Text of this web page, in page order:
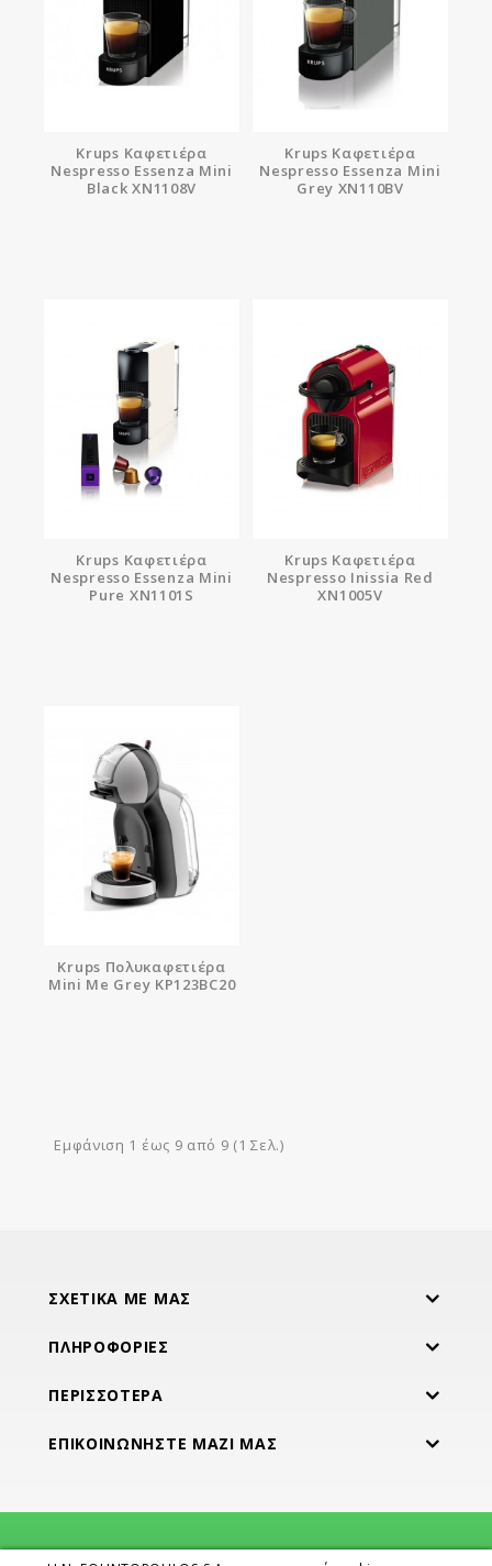
Krups Καφετιέρα
Nespresso Essenza Mini
Black XN1108V
Krups Καφετιέρα
Nespresso Essenza Mini
Grey XN110BV
Krups Καφετιέρα
Nespresso Essenza Mini
Pure XN1101S
Krups Καφετιέρα
Nespresso Inissia Red
XN1005V
Krups Πολυκαφετιέρα
Mini Me Grey KP123BC20
Εμφάνιση 1 έως 9 από 9 (1 Σελ.)
ΣΧΕΤΙΚΆ ΜΕ ΜΑΣ
ΠΛΗΡΟΦΟΡΊΕΣ
ΠΕΡΙΣΣΌΤΕΡΑ
ΕΠΙΚΟΙΝΩΝΉΣΤΕ ΜΑΖΊ ΜΑΣ
Κατασκευαστές